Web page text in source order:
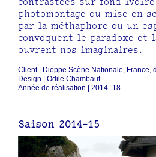
photomontage ou mise en
par la méthaphore ou un
convoquent le paradoxe et
ouvrent nos imaginaires.
Client | Dieppe Scène Nationale, France,
Design | Odile Chambaut
Année de réalisation | 2014–18
Saison 2014-15